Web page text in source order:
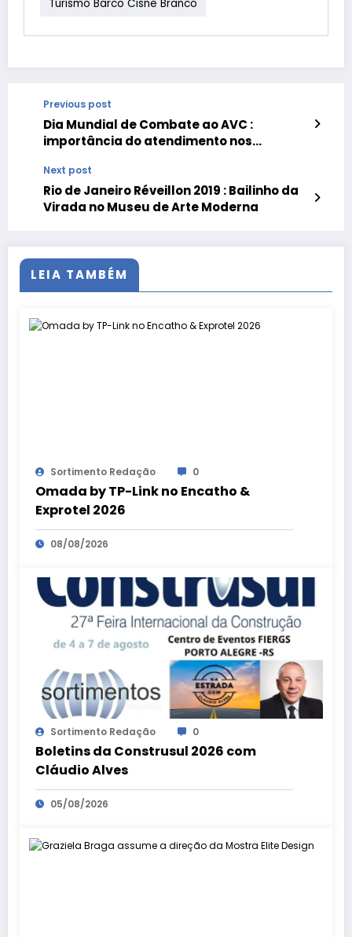
Turismo Barco Cisne Branco
Previous post
Dia Mundial de Combate ao AVC :
importância do atendimento nos
Next post
Rio de Janeiro Réveillon 2019 : Bailinho da
Virada no Museu de Arte Moderna
LEIA TAMBÉM
Sortimento Redação 0
Omada by TP-Link no Encatho &
Exprotel 2026
08/08/2026
Sortimento Redação 0
Boletins da Construsul 2026 com
Cláudio Alves
05/08/2026